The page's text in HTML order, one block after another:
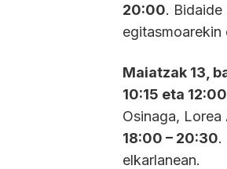
20:00.
Maiatzak 13,
10:15 eta 12:00
Osinaga,
18:00 – 20:30.
elkarlanean.